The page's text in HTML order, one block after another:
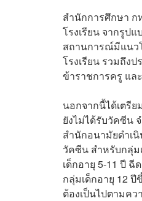
สำนักการศึกษา ก
โรงเรียน จากรูป
สถานการณ์มีแนว
โรงเรียน รวมถึง
ข้าราชการครู แล
นอกจากนี้ได้เตรี
ยังไม่ได้รับวัคซีน
สำนักอนามัยดำเ
วัคซีน สำหรับกลุ่ม
เด็กอายุ 5-11 ปี
กลุ่มเด็กอายุ 12 ปี
ต้องเป็นไปตามค